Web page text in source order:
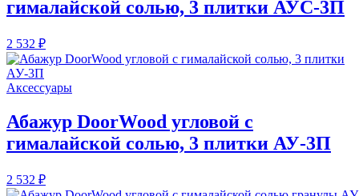
гималайской солью, 3 плитки АУС-3П
2 532 ₽
Аксессуары
Абажур DoorWood угловой с
гималайской солью, 3 плитки АУ-3П
2 532 ₽